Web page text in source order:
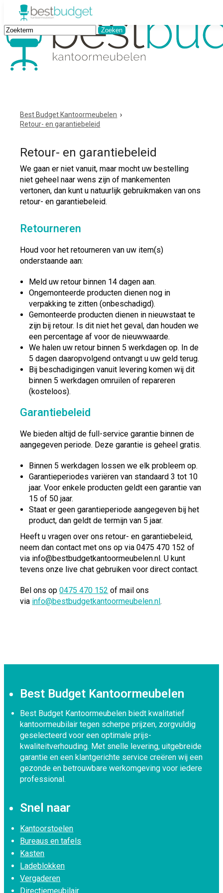
Best Budget Kantoormeubelen ›
Retour- en garantiebeleid
Retour- en garantiebeleid
We gaan er niet vanuit, maar mocht uw bestelling
niet geheel naar wens zijn of mankementen
vertonen, dan kunt u natuurlijk gebruikmaken van ons
retour- en garantiebeleid.
Retourneren
Houd voor het retourneren van uw item(s)
onderstaande aan:
Meld uw retour binnen 14 dagen aan.
Ongemonteerde producten dienen nog in
verpakking te zitten (onbeschadigd).
Gemonteerde producten dienen in nieuwstaat te
zijn bij retour. Is dit niet het geval, dan houden we
een percentage af voor de nieuwwaarde.
We halen uw retour binnen 5 werkdagen op. In de
5 dagen daaropvolgend ontvangt u uw geld terug.
Bij beschadigingen vanuit levering komen wij dit
binnen 5 werkdagen omruilen of repareren
(kosteloos).
Garantiebeleid
We bieden altijd de full-service garantie binnen de
aangegeven periode. Deze garantie is geheel gratis.
Binnen 5 werkdagen lossen we elk probleem op.
Garantieperiodes variëren van standaard 3 tot 10
jaar. Voor enkele producten geldt een garantie van
15 of 50 jaar.
Staat er geen garantieperiode aangegeven bij het
product, dan geldt de termijn van 5 jaar.
Heeft u vragen over ons retour- en garantiebeleid,
neem dan contact met ons op via 0475 470 152 of
via info@bestbudgetkantoormeubelen.nl. U kunt
tevens onze live chat gebruiken voor direct contact.
Bel ons op0475 470 152 of mail ons
via info@bestbudgetkantoormeubelen.nl.
Best Budget Kantoormeubelen
Best Budget Kantoormeubelen biedt kwalitatief
kantoormeubilair tegen scherpe prijzen, zorgvuldig
geselecteerd voor een optimale prijs-
kwaliteitverhouding. Met snelle levering, uitgebreide
garantie en een klantgerichte service creëren wij een
gezonde en betrouwbare werkomgeving voor iedere
professional.
Snel naar
Kantoorstoelen
Bureaus en tafels
Kasten
Ladeblokken
Vergaderen
Directiemeubilair